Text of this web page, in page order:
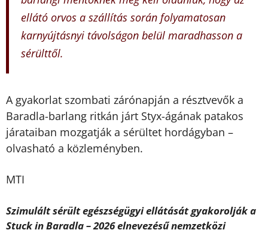
ellátó orvos a szállítás során folyamatosan
karnyújtásnyi távolságon belül maradhasson a
sérülttől.
A gyakorlat szombati zárónapján a résztvevők a
Baradla-barlang ritkán járt Styx-ágának patakos
járataiban mozgatják a sérültet hordágyban –
olvasható a közleményben.
MTI
Szimulált sérült egészségügyi ellátását gyakorolják a
Stuck in Baradla – 2026 elnevezésű nemzetközi